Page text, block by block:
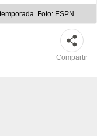
Foto: ESPN
Compartir